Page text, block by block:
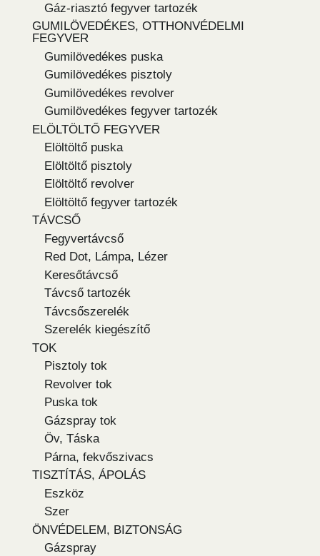
Gáz-riasztó fegyver tartozék
GUMILÖVEDÉKES, OTTHONVÉDELMI
FEGYVER
Gumilövedékes puska
Gumilövedékes pisztoly
Gumilövedékes revolver
Gumilövedékes fegyver tartozék
ELÖLTÖLTŐ FEGYVER
Elöltöltő puska
Elöltöltő pisztoly
Elöltöltő revolver
Elöltöltő fegyver tartozék
TÁVCSŐ
Fegyvertávcső
Red Dot, Lámpa, Lézer
Keresőtávcső
Távcső tartozék
Távcsőszerelék
Szerelék kiegészítő
TOK
Pisztoly tok
Revolver tok
Puska tok
Gázspray tok
Öv, Táska
Párna, fekvőszivacs
TISZTÍTÁS, ÁPOLÁS
Eszköz
Szer
ÖNVÉDELEM, BIZTONSÁG
Gázspray